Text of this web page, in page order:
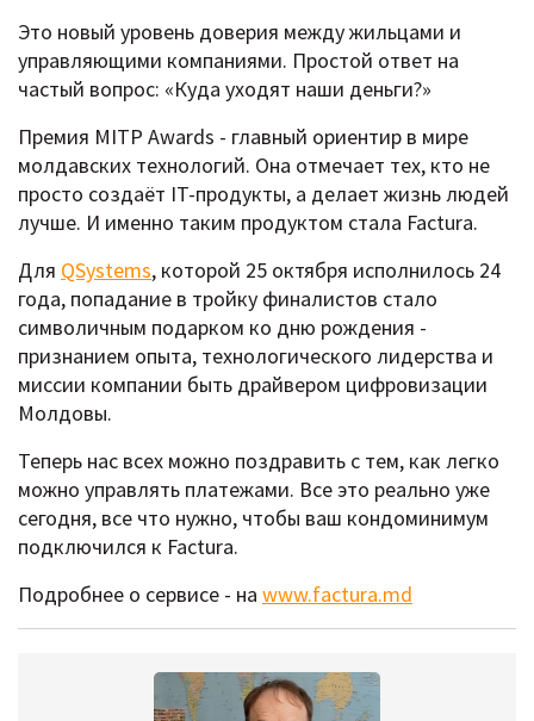
Это новый уровень доверия между жильцами и
управляющими компаниями. Простой ответ на
частый вопрос: «Куда уходят наши деньги?»
Премия MITP Awards - главный ориентир в мире
молдавских технологий. Она отмечает тех, кто не
просто создаёт IT-продукты, а делает жизнь людей
лучше. И именно таким продуктом стала Factura.
Для QSystems, которой 25 октября исполнилось 24
года, попадание в тройку финалистов стало
символичным подарком ко дню рождения -
признанием опыта, технологического лидерства и
миссии компании быть драйвером цифровизации
Молдовы.
Теперь нас всех можно поздравить с тем, как легко
можно управлять платежами. Все это реально уже
сегодня, все что нужно, чтобы ваш кондоминимум
подключился к Factura.
Подробнее о сервисе - на www.factura.md